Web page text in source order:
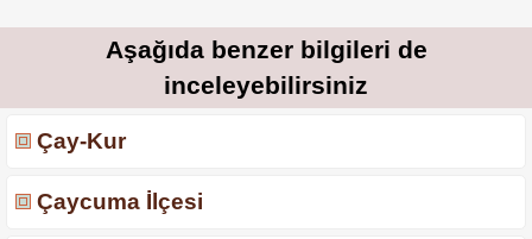
Aşağıda benzer bilgileri de
inceleyebilirsiniz
Çay-Kur
Çaycuma İlçesi